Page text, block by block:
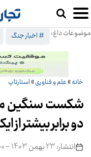
موضوعات داغ: # اخبار جنگ
خانه» علم و فناوری» استارتاپ
دو برابر بیشتر
انتشار: 23 بهمن 1403 - 11:00